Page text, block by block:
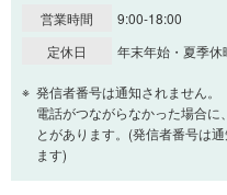
営業時間
9:00-18:00
定休日
年末年始・夏季休
発信者番号は通知されません。
電話がつながらなかった場合に
とがあります。(発信者番号は
ます)